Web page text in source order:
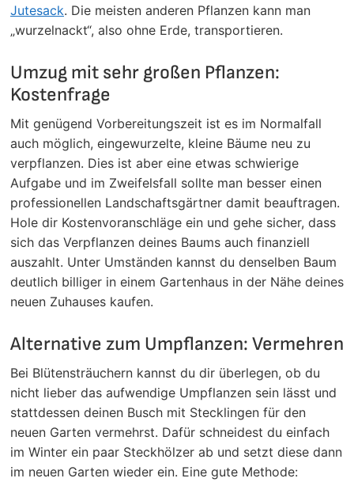
Jutesack. Die meisten anderen Pflanzen kann man
„wurzelnackt“, also ohne Erde, transportieren.
Umzug mit sehr großen Pflanzen:
Kostenfrage
Mit genügend Vorbereitungszeit ist es im Normalfall
auch möglich, eingewurzelte, kleine Bäume neu zu
verpflanzen. Dies ist aber eine etwas schwierige
Aufgabe und im Zweifelsfall sollte man besser einen
professionellen Landschaftsgärtner damit beauftragen.
Hole dir Kostenvoranschläge ein und gehe sicher, dass
sich das Verpflanzen deines Baums auch finanziell
auszahlt. Unter Umständen kannst du denselben Baum
deutlich billiger in einem Gartenhaus in der Nähe deines
neuen Zuhauses kaufen.
Alternative zum Umpflanzen: Vermehren
Bei Blütensträuchern kannst du dir überlegen, ob du
nicht lieber das aufwendige Umpflanzen sein lässt und
stattdessen deinen Busch mit Stecklingen für den
neuen Garten vermehrst. Dafür schneidest du einfach
im Winter ein paar Steckhölzer ab und setzt diese dann
im neuen Garten wieder ein. Eine gute Methode: